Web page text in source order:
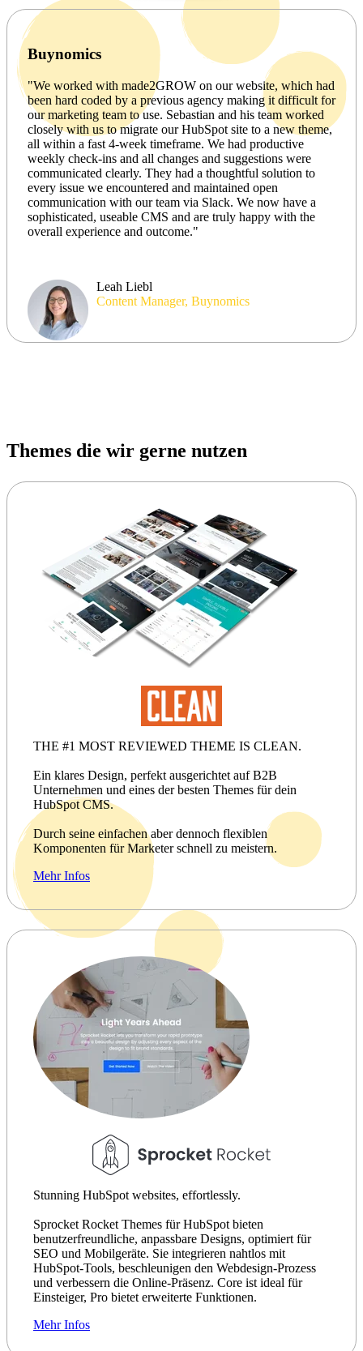
Buynomics
"We worked with made2GROW on our website, which had
been hard coded by a previous agency making it difficult for
our marketing team to use. Sebastian and his team worked
closely with us to migrate our HubSpot site to a new theme,
all within a fast 4-week timeframe. We had productive
weekly check-ins and all changes and suggestions were
communicated clearly. They had a thoughtful solution to
every issue we encountered and maintained open
communication with our team via Slack. We now have a
sophisticated, useable CMS and are truly happy with the
overall experience and outcome."
Leah Liebl
Content Manager, Buynomics
Themes die wir gerne nutzen
THE #1 MOST REVIEWED THEME IS CLEAN.
Ein klares Design, perfekt ausgerichtet auf B2B
Unternehmen und eines der besten Themes für dein
HubSpot CMS.
Durch seine einfachen aber dennoch flexiblen
Komponenten für Marketer schnell zu meistern.
Mehr Infos
Stunning HubSpot websites, effortlessly.
Sprocket Rocket Themes für HubSpot bieten
benutzerfreundliche, anpassbare Designs, optimiert für
SEO und Mobilgeräte. Sie integrieren nahtlos mit
HubSpot-Tools, beschleunigen den Webdesign-Prozess
und verbessern die Online-Präsenz. Core ist ideal für
Einsteiger, Pro bietet erweiterte Funktionen.
Mehr Infos